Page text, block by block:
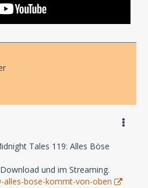
Tales 119: Alles Böse
und im Streaming.
bose-kommt-von-oben